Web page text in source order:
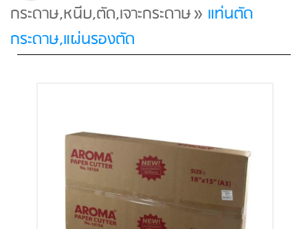
กระดาษ,หนีบ,ตัด,เจาะกระดาษ» แท่นตัด
กระดาษ,แผ่นรองตัด